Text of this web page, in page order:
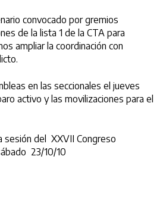
convocado por gremios
de la lista 1 de la CTA para
ampliar la coordinación con
en las seccionales el jueves
activo y las movilizaciones para el
del XXVII Congreso
23/10/10